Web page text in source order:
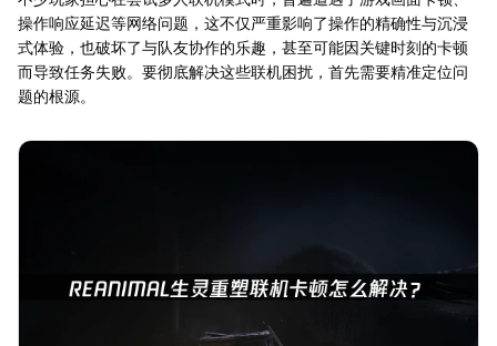
操作响应延迟等网络问题，这不仅严重影响了操作的精确性与沉浸
式体验，也破坏了与队友协作的乐趣，甚至可能因关键时刻的卡顿
而导致任务失败。要彻底解决这些联机困扰，首先需要精准定位问
题的根源。